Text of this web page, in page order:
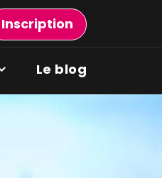
Inscription
Le blog